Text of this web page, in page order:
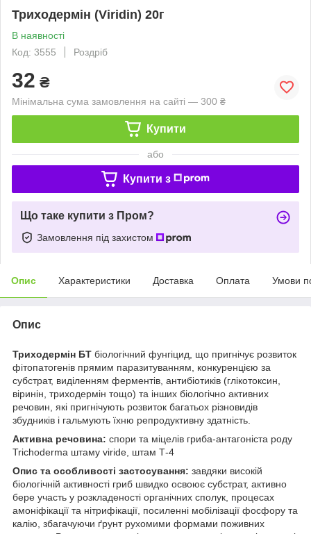
Триходермін (Viridin) 20г
В наявності
Код: 3555
Роздріб
32 ₴
Мінімальна сума замовлення на сайті — 300 ₴
Купити
або
Купити з
Що таке купити з Пром?
Замовлення під захистом
Опис Характеристики Доставка Оплата Умови
Опис
Триходермін БТ біологічний фунгіцид, що пригнічує розвиток
фітопатогенів прямим паразитуванням, конкуренцією за
субстрат, виділенням ферментів, антибіотиків (глікотоксин,
віринін, триходермін тощо) та інших біологічно активних
речовин, які пригнічують розвиток багатьох різновидів
збудників і гальмують їхню репродуктивну здатність.
Активна речовина: спори та міцелів гриба-антагоніста роду
Trichoderma штаму viride, штам Т-4
Опис та особливості застосування: завдяки високій
біологічній активності гриб швидко освоює субстрат, активно
бере участь у розкладеності органічних сполук, процесах
амоніфікації та нітрифікації, посиленні мобілізації фосфору та
калію, збагачуючи ґрунт рухомими формами поживних